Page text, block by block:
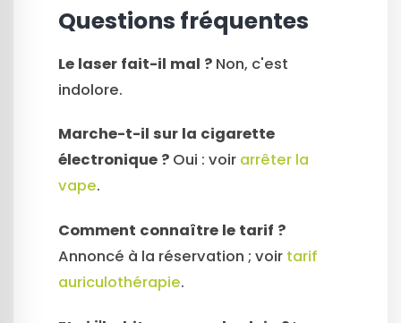
Questions fréquentes
Le laser fait-il mal ? Non, c'est
indolore.
Marche-t-il sur la cigarette
électronique ? Oui : voir arrêter la
vape.
Comment connaître le tarif ?
Annoncé à la réservation ; voir tarif
auriculothérapie.